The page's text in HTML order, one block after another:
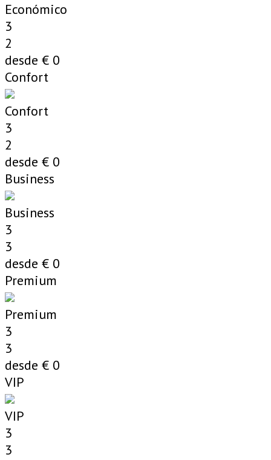
Económico
3
2
desde € 0
Confort
Confort
3
2
desde € 0
Business
Business
3
3
desde € 0
Premium
Premium
3
3
desde € 0
VIP
VIP
3
3